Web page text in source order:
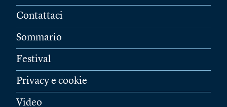
Contattaci
Sommario
Festival
Privacy e cookie
Video